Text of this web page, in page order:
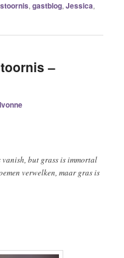
,gastblog,Jessica,
–
Ivonne
vanish, but grass is immortal
verwelken, maar gras is